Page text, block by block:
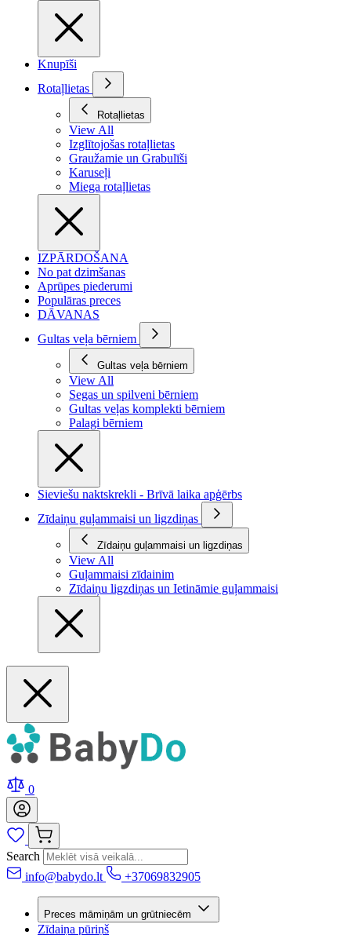
Knupīši
Rotaļlietas
Rotaļlietas
View All
Izglītojošas rotaļlietas
Graužamie un Grabulīši
Karuseļi
Miega rotaļlietas
IZPĀRDOŠANA
No pat dzimšanas
Aprūpes piederumi
Populāras preces
DĀVANAS
Gultas veļa bērniem
Gultas veļa bērniem
View All
Segas un spilveni bērniem
Gultas veļas komplekti bērniem
Palagi bērniem
Sieviešu naktskrekli - Brīvā laika apģērbs
Zīdaiņu guļammaisi un ligzdiņas
Zīdaiņu guļammaisi un ligzdiņas
View All
Guļammaisi zīdainim
Zīdaiņu ligzdiņas un Ietināmie guļammaisi
0
Search
info@babydo.lt
+37069832905
Preces māmiņām un grūtniecēm
Zīdaiņa pūriņš